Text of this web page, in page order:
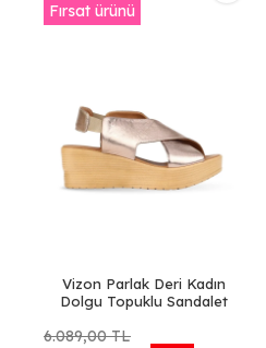
Fırsat ürünü
Vizon Parlak Deri Kadın
Dolgu Topuklu Sandalet
6.089,00 TL